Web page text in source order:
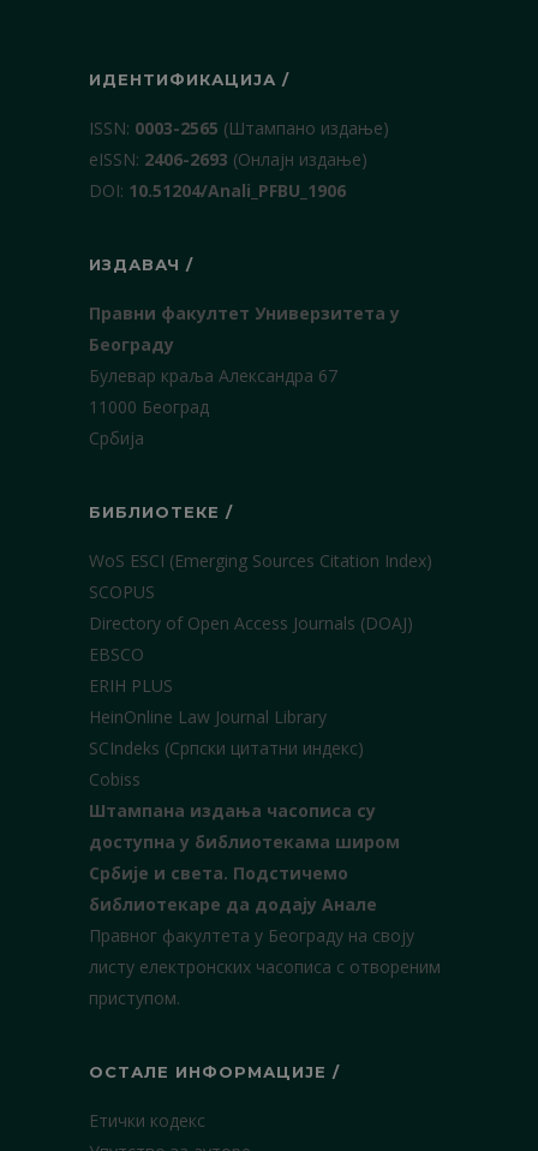
ИДЕНТИФИКАЦИЈА /
ISSN: 0003-2565 (Штампано издање)
еISSN: 2406-2693 (Онлајн издање)
DOI: 10.51204/Anali_PFBU_1906
ИЗДАВАЧ /
Правни факултет Универзитета у
Београду
Булевар краља Александра 67
11000 Београд
Србија
БИБЛИОТЕКЕ /
WoS ESCI (Emerging Sources Citation Index)
SCOPUS
Directory of Open Access Journals (DOAJ)
EBSCO
ERIH PLUS
HeinOnline Law Journal Library
SCIndeks (Српски цитатни индекс)
Cobiss
Штампана издања часописа су
доступна у библиотекама широм
Србије и света. Подстичемо
библиотекаре да додају Анале
Правног факултета у Београду на своју
листу електронских часописа с отвореним
приступом.
ОСТАЛЕ ИНФОРМАЦИЈЕ /
Етички кодекс